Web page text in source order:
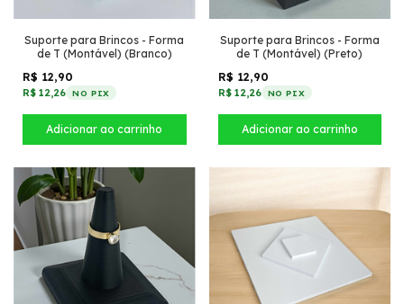
Suporte para Brincos - Forma
de T (Montável) (Branco)
R$ 12,90
R$ 12,26 NO PIX
Suporte para Brincos - Forma
de T (Montável) (Preto)
R$ 12,90
R$ 12,26 NO PIX